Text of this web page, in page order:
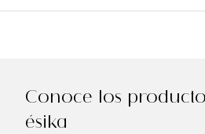
Conoce los
ésika